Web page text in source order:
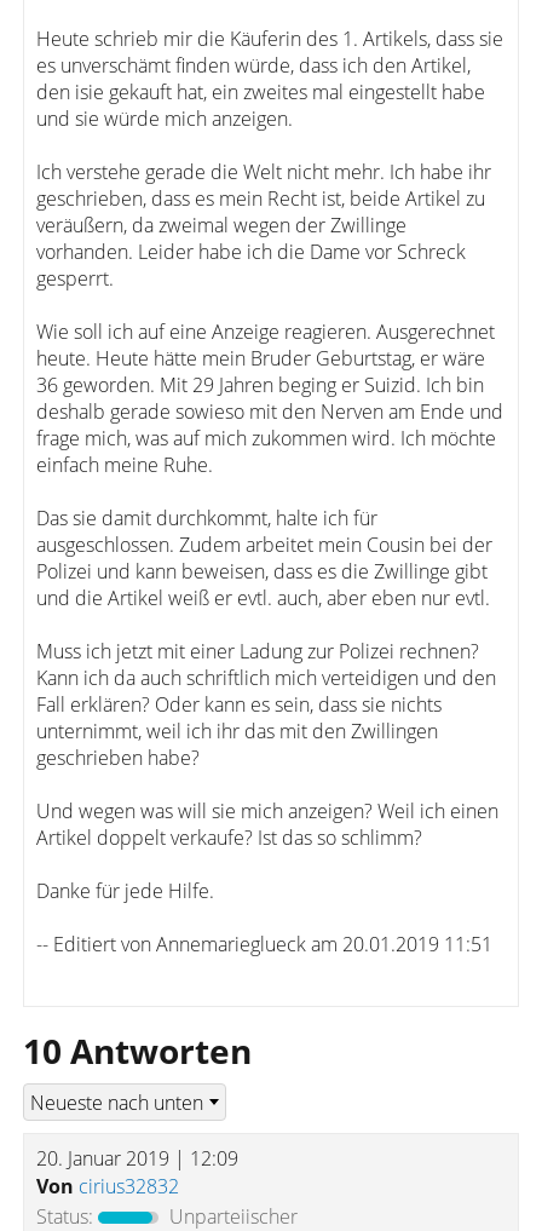
Heute schrieb mir die Käuferin des 1. Artikels, dass sie
es unverschämt finden würde, dass ich den Artikel,
den isie gekauft hat, ein zweites mal eingestellt habe
und sie würde mich anzeigen.
Ich verstehe gerade die Welt nicht mehr. Ich habe ihr
geschrieben, dass es mein Recht ist, beide Artikel zu
veräußern, da zweimal wegen der Zwillinge
vorhanden. Leider habe ich die Dame vor Schreck
gesperrt.
Wie soll ich auf eine Anzeige reagieren. Ausgerechnet
heute. Heute hätte mein Bruder Geburtstag, er wäre
36 geworden. Mit 29 Jahren beging er Suizid. Ich bin
deshalb gerade sowieso mit den Nerven am Ende und
frage mich, was auf mich zukommen wird. Ich möchte
einfach meine Ruhe.
Das sie damit durchkommt, halte ich für
ausgeschlossen. Zudem arbeitet mein Cousin bei der
Polizei und kann beweisen, dass es die Zwillinge gibt
und die Artikel weiß er evtl. auch, aber eben nur evtl.
Muss ich jetzt mit einer Ladung zur Polizei rechnen?
Kann ich da auch schriftlich mich verteidigen und den
Fall erklären? Oder kann es sein, dass sie nichts
unternimmt, weil ich ihr das mit den Zwillingen
geschrieben habe?
Und wegen was will sie mich anzeigen? Weil ich einen
Artikel doppelt verkaufe? Ist das so schlimm?
Danke für jede Hilfe.
-- Editiert von Annemarieglueck am 20.01.2019 11:51
10 Antworten
20. Januar 2019 | 12:09
Von cirius32832
Status:
Unparteiischer